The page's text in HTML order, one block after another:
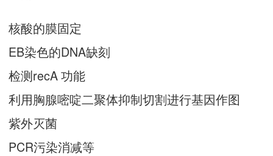
核酸的膜固定
EB染色的DNA缺刻
检测recA 功能
利用胸腺嘧啶二聚体抑制切割进行基因作图
紫外灭菌
PCR污染消减等